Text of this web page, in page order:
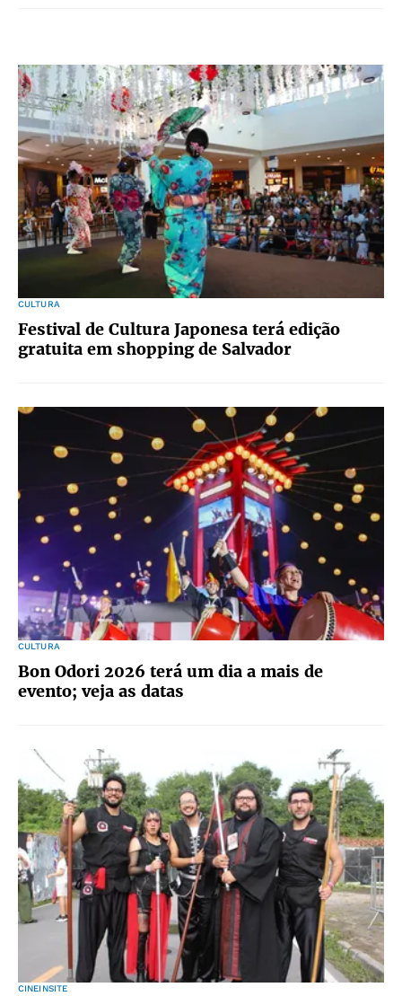
CULTURA
Festival de Cultura Japonesa terá edição
gratuita em shopping de Salvador
CULTURA
Bon Odori 2026 terá um dia a mais de
evento; veja as datas
CINEINSITE